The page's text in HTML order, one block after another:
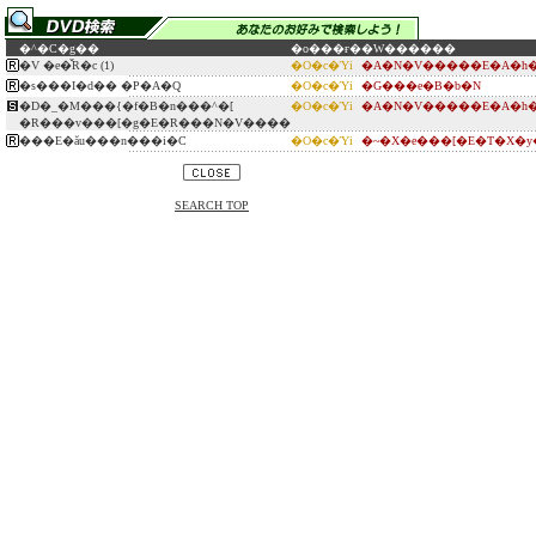
�^�C�g�� �o���ғ��W������
�V �e�̌R�c (1)
�O�c�Ύi
�s���I�d�� �P�A�Q
�O�c�Ύi
�G���e�B�b�N
�D�_�M���{�f�B�n���^�[
�R���v���[�g�E�R���N�V����
�O�c�Ύi
���E�ău���n���i�C �O�c�Ύi
SEARCH TOP